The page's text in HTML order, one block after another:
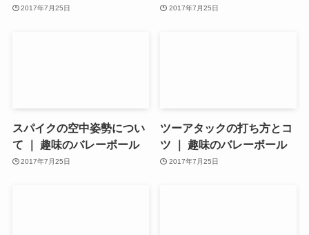
2017年7月25日 2017年7月25日
スパイクの空中姿勢につい
て ｜ 趣味のバレーボール
2017年7月25日
ツーアタックの打ち方とコ
ツ ｜ 趣味のバレーボール
2017年7月25日